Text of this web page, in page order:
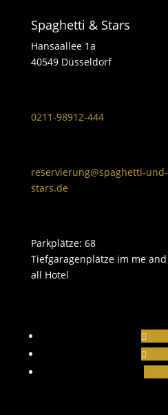
Spaghetti & Stars
Hansaallee 1a
40549 Düsseldorf
0211-98912-444
reservierung@spaghetti-und-
stars.de
Parkplätze: 68
Tiefgaragenplätze im me and
all Hotel